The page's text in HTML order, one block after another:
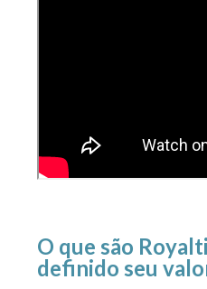
O que são
definido seu